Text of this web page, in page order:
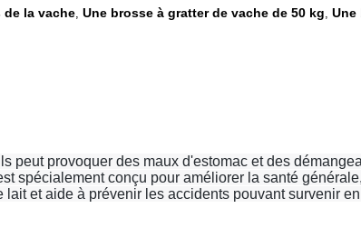
de la vache, Une brosse à gratter de vache de 50 kg, Une
peut provoquer des maux d'estomac et des
spécialement conçu pour améliorer la santé
et aide à prévenir les accidents pouvant survenir